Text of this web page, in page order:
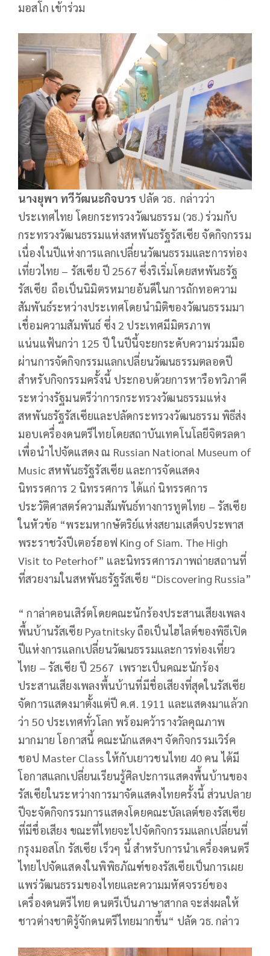
มอสโก เข้าร่วม
นางยุพา ทวีวัฒนะกิจบวร ปลัด วธ. กล่าวว่า
ประเทศไทย โดยกระทรวงวัฒนธรรม (วธ.) ร่วมกับ
กระทรวงวัฒนธรรมแห่งสหพันธรัฐรัสเซีย จัดกิจกรรม
เนื่องในปีแห่งการแลกเปลี่ยนวัฒนธรรมและการท่อง
เที่ยวไทย – รัสเซีย ปี 2567 ซึ่งริเริ่มโดยสหพันธรัฐ
รัสเซีย ถือเป็นนิมิตรหมายอันดีในการถักทอความ
สัมพันธ์ระหว่างประเทศโดยนำมิติของวัฒนธรรมมา
เชื่อมความสัมพันธ์ ซึ่ง 2 ประเทศมีมิตรภาพ
แน่นแฟ้นกว่า 125 ปี ในปีนี้จะยกระดับความร่วมมือ
ผ่านการจัดกิจกรรมแลกเปลี่ยนวัฒนธรรมตลอดปี
สำหรับกิจกรรมครั้งนี้ ประกอบด้วยการหารือทวิภาคี
ระหว่างรัฐมนตรีว่าการกระทรวงวัฒนธรรมแห่ง
สหพันธรัฐรัสเซียและปลัดกระทรวงวัฒนธรรม พิธีส่ง
มอบเครื่องดนตรีไทยโดยสถาบันเทคโนโลยีจิตรลดา
เพื่อนำไปจัดแสดง ณ Russian National Museum of
Music สหพันธรัฐรัสเซีย และการจัดแสดง
นิทรรศการ 2 นิทรรศการ ได้แก่ นิทรรศการ
ประวัติศาสตร์ความสัมพันธ์ทางการทูตไทย – รัสเซีย
ในหัวข้อ “พระมหากษัตริย์แห่งสยามเสด็จประพาส
พระราชวังปีเตอร์ฮอฟ King of Siam. The High
Visit to Peterhof” และนิทรรศการภาพถ่ายสถานที่
ที่สวยงามในสหพันธรัฐรัสเซีย “Discovering Russia”
“ กาล่าคอนเสิร์ตโดยคณะนักร้องประสานเสียงเพลง
พื้นบ้านรัสเซีย Pyatnitsky ถือเป็นไฮไลต์ของพิธีเปิด
ปีแห่งการแลกเปลี่ยนวัฒนธรรมและการท่องเที่ยว
ไทย – รัสเซีย ปี 2567 เพราะเป็นคณะนักร้อง
ประสานเสียงเพลงพื้นบ้านที่มีชื่อเสียงที่สุดในรัสเซีย
จัดการแสดงมาตั้งแต่ปี ค.ศ. 1911 และแสดงมาแล้วก
ว่า 50 ประเทศทั่วโลก พร้อมคว้ารางวัลคุณภาพ
มากมาย โอกาสนี้ คณะนักแสดงฯ จัดกิจกรรมเวิร์ค
ชอป Master Class ให้กับเยาวชนไทย 40 คน ได้มี
โอกาสแลกเปลี่ยนเรียนรู้ศิลปะการแสดงพื้นบ้านของ
รัสเซียในระหว่างการมาจัดแสดงไทยครั้งนี้ ส่วนปลาย
ปีจะจัดกิจกรรมการแสดงโดยคณะบัลเลต์ของรัสเซีย
ที่มีชื่อเสียง ขณะที่ไทยจะไปจัดกิจกรรมแลกเปลี่ยนที่
กรุงมอสโก รัสเซีย เร็วๆ นี้ สำหรับการนำเครื่องดนตรี
ไทยไปจัดแสดงในพิพิธภัณฑ์ของรัสเซียเป็นการเผย
แพร่วัฒนธรรมของไทยและความมหัศจรรย์ของ
เครื่องดนตรีไทย ดนตรีเป็นภาษาสากล จะส่งผลให้
ชาวต่างชาติรู้จักดนตรีไทยมากขึ้น“ ปลัด วธ. กล่าว